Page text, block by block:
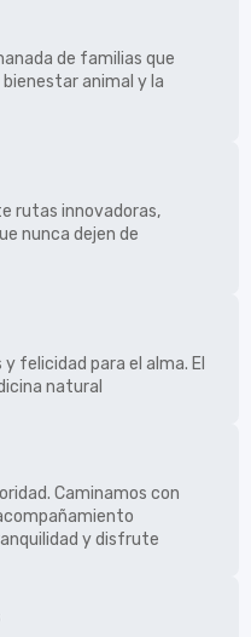
de familias que
animal y la
rutas innovadoras,
nunca dejen de
felicidad para el alma. El
natural
Caminamos con
y disfrute